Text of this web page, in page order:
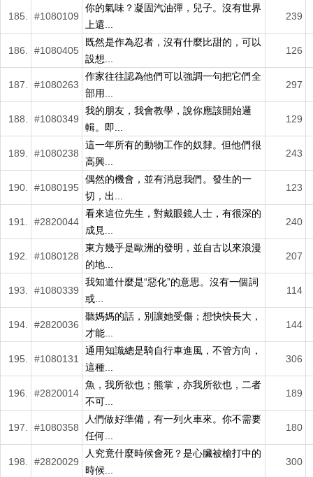
185. #1080109
你的氣味？凝固汽油彈，兒子。沒有世界
上還...
239
186. #1080405
既然是作為忍者，沒有什麼比甜的，可以
設想...
126
187. #1080263
作家往往認為他們可以強調一句把它們全
部用...
297
188. #1080349
我的朋友，我會教學，說你應該開始邏
輯。即...
129
189. #1080238
這一年所有的動物工作的奴隸。但他們很
高興...
243
190. #1080195
偶然的機會，並有消息我們。發生的一
切，出...
123
191. #2820044
看來這位先生，對戴眼鏡人士，有很深的
成見...
240
192. #1080128
東方幾乎是歐洲的發明，並自古以來浪漫
的地...
207
193. #1080339
我知道什麼是“惡化”的意思。沒有一個詞
或...
114
194. #2820036
聽媽媽的話，別讓她受傷；想快快長大，
才能...
144
195. #1080131
通用知識總是騎自行車進風，不管方向，
這種...
306
196. #2820014
魚，我所欲也；熊掌，亦我所欲也，二者
不可...
189
197. #1080358
人們做好準備，有一列火車來。你不需要
任何...
180
198. #2820029
人究竟什麼時候會死？是心臟被槍打中的
時候...
300